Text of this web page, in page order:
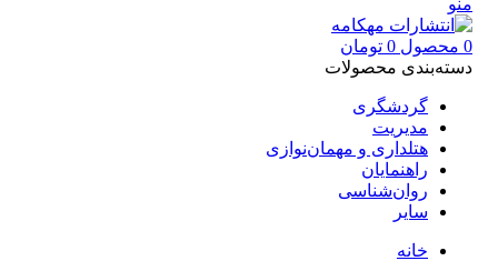
منو
0 محصول 0 تومان
دسته‌بندی محصولات
گردشگری
مدیریت
هتلداری و مهمان‌نوازی
راهنمایان
روان‌شناسی
سایر
خانه